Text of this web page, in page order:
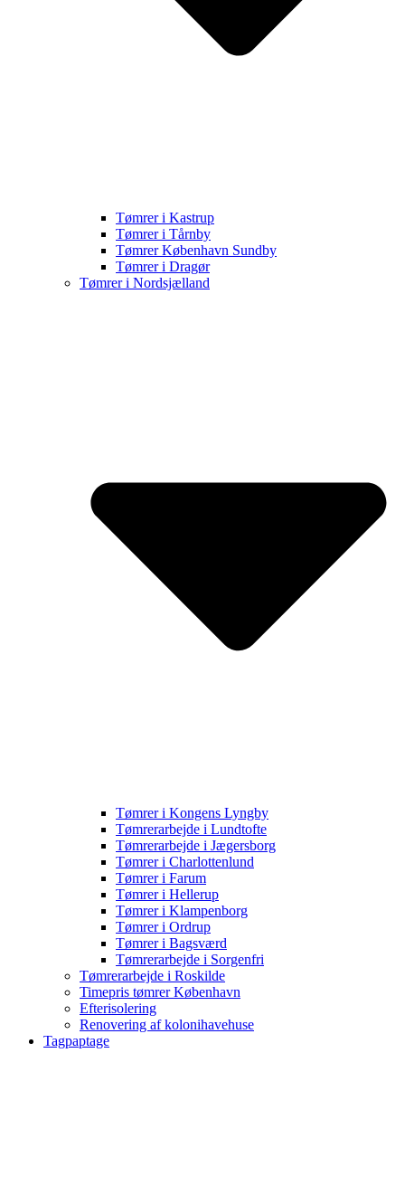
Tømrer i Kastrup
Tømrer i Tårnby
Tømrer København Sundby
Tømrer i Dragør
Tømrer i Nordsjælland
Tømrer i Kongens Lyngby
Tømrerarbejde i Lundtofte
Tømrerarbejde i Jægersborg
Tømrer i Charlottenlund
Tømrer i Farum
Tømrer i Hellerup
Tømrer i Klampenborg
Tømrer i Ordrup
Tømrer i Bagsværd
Tømrerarbejde i Sorgenfri
Tømrerarbejde i Roskilde
Timepris tømrer København
Efterisolering
Renovering af kolonihavehuse
Tagpaptage